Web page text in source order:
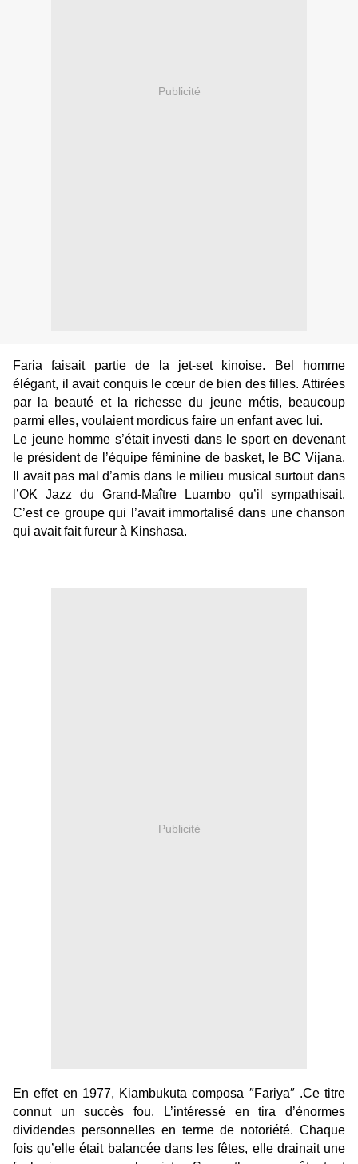
Publicité
Faria faisait partie de la jet-set kinoise. Bel homme
élégant, il avait conquis le cœur de bien des filles. Attirées
par la beauté et la richesse du jeune métis, beaucoup
parmi elles, voulaient mordicus faire un enfant avec lui.
Le jeune homme s’était investi dans le sport en devenant
le président de l’équipe féminine de basket, le BC Vijana.
Il avait pas mal d’amis dans le milieu musical surtout dans
l’OK Jazz du Grand-Maître Luambo qu’il sympathisait.
C’est ce groupe qui l’avait immortalisé dans une chanson
qui avait fait fureur à Kinshasa.
Publicité
En effet en 1977, Kiambukuta composa ″Fariya″ .Ce titre
connut un succès fou. L’intéressé en tira d’énormes
dividendes personnelles en terme de notoriété. Chaque
fois qu’elle était balancée dans les fêtes, elle drainait une